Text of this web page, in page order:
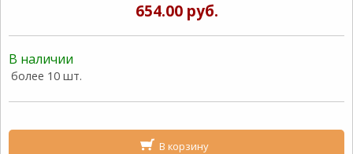
654.00 руб.
В наличии
более 10 шт.
В корзину